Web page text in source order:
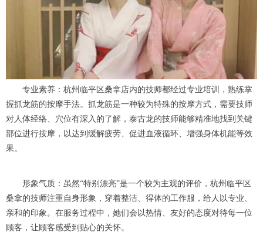
专业素养：杭州临平区桑拿店内的技师都经过专业培训，熟练掌
握抓龙筋的按摩手法。抓龙筋是一种较为特殊的按摩方式，需要技师
对人体经络、穴位有深入的了解，泰古龙的技师能够精准地找到关键
部位进行按摩，以达到缓解疲劳、促进血液循环、增强身体机能等效
果。
形象气质：虽然“特别漂亮”是一个较为主观的评价，杭州临平区
桑拿的技师注重自身形象，穿着整洁、得体的工作服，给人以专业、
亲和的印象。在服务过程中，她们会以热情、友好的态度对待每一位
顾客，让顾客感受到贴心的关怀。